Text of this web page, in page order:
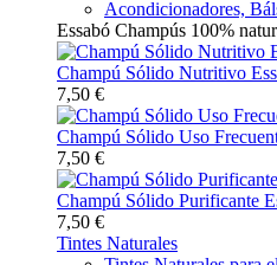
Acondicionadores,
Essabó Champús 100%
Champú Sólido Nutritivo
7,50 €
Champú Sólido Uso
7,50 €
Champú Sólido Purificante
7,50 €
Tintes Naturales